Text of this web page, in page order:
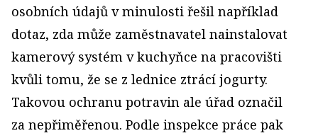
osobních údajů v minulosti řešil například
dotaz, zda může zaměstnavatel nainstalovat
kamerový systém v kuchyňce na pracovišti
kvůli tomu, že se z lednice ztrácí jogurty.
Takovou ochranu potravin ale úřad označil
za nepřiměřenou. Podle inspekce práce pak